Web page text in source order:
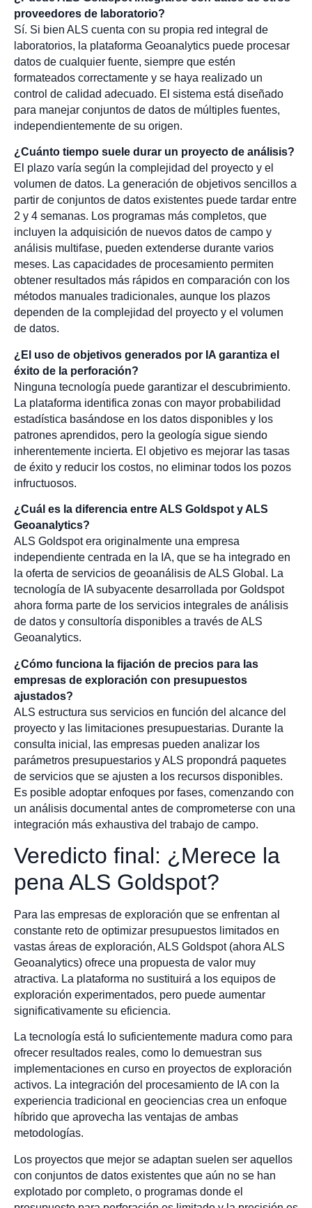
proveedores de laboratorio?
Sí. Si bien ALS cuenta con su propia red integral de
laboratorios, la plataforma Geoanalytics puede procesar
datos de cualquier fuente, siempre que estén
formateados correctamente y se haya realizado un
control de calidad adecuado. El sistema está diseñado
para manejar conjuntos de datos de múltiples fuentes,
independientemente de su origen.
¿Cuánto tiempo suele durar un proyecto de análisis?
El plazo varía según la complejidad del proyecto y el
volumen de datos. La generación de objetivos sencillos a
partir de conjuntos de datos existentes puede tardar entre
2 y 4 semanas. Los programas más completos, que
incluyen la adquisición de nuevos datos de campo y
análisis multifase, pueden extenderse durante varios
meses. Las capacidades de procesamiento permiten
obtener resultados más rápidos en comparación con los
métodos manuales tradicionales, aunque los plazos
dependen de la complejidad del proyecto y el volumen
de datos.
¿El uso de objetivos generados por IA garantiza el
éxito de la perforación?
Ninguna tecnología puede garantizar el descubrimiento.
La plataforma identifica zonas con mayor probabilidad
estadística basándose en los datos disponibles y los
patrones aprendidos, pero la geología sigue siendo
inherentemente incierta. El objetivo es mejorar las tasas
de éxito y reducir los costos, no eliminar todos los pozos
infructuosos.
¿Cuál es la diferencia entre ALS Goldspot y ALS
Geoanalytics?
ALS Goldspot era originalmente una empresa
independiente centrada en la IA, que se ha integrado en
la oferta de servicios de geoanálisis de ALS Global. La
tecnología de IA subyacente desarrollada por Goldspot
ahora forma parte de los servicios integrales de análisis
de datos y consultoría disponibles a través de ALS
Geoanalytics.
¿Cómo funciona la fijación de precios para las
empresas de exploración con presupuestos
ajustados?
ALS estructura sus servicios en función del alcance del
proyecto y las limitaciones presupuestarias. Durante la
consulta inicial, las empresas pueden analizar los
parámetros presupuestarios y ALS propondrá paquetes
de servicios que se ajusten a los recursos disponibles.
Es posible adoptar enfoques por fases, comenzando con
un análisis documental antes de comprometerse con una
integración más exhaustiva del trabajo de campo.
Veredicto final: ¿Merece la
pena ALS Goldspot?
Para las empresas de exploración que se enfrentan al
constante reto de optimizar presupuestos limitados en
vastas áreas de exploración, ALS Goldspot (ahora ALS
Geoanalytics) ofrece una propuesta de valor muy
atractiva. La plataforma no sustituirá a los equipos de
exploración experimentados, pero puede aumentar
significativamente su eficiencia.
La tecnología está lo suficientemente madura como para
ofrecer resultados reales, como lo demuestran sus
implementaciones en curso en proyectos de exploración
activos. La integración del procesamiento de IA con la
experiencia tradicional en geociencias crea un enfoque
híbrido que aprovecha las ventajas de ambas
metodologías.
Los proyectos que mejor se adaptan suelen ser aquellos
con conjuntos de datos existentes que aún no se han
explotado por completo, o programas donde el